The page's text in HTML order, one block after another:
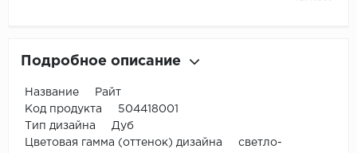
Подробное описание
Название Райт
Код продукта 504418001
Тип дизайна Дуб
Цветовая гамма (оттенок) дизайна светло-